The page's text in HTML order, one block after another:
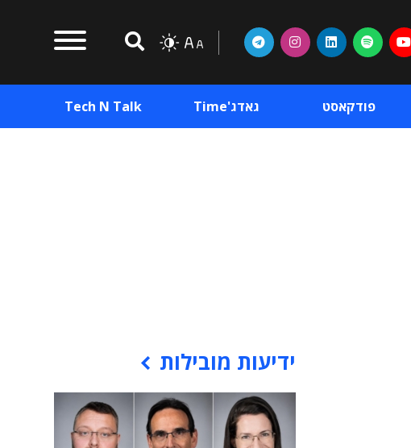
פודקאסט גאדג'Time Tech N Talk
ידיעות מובילות